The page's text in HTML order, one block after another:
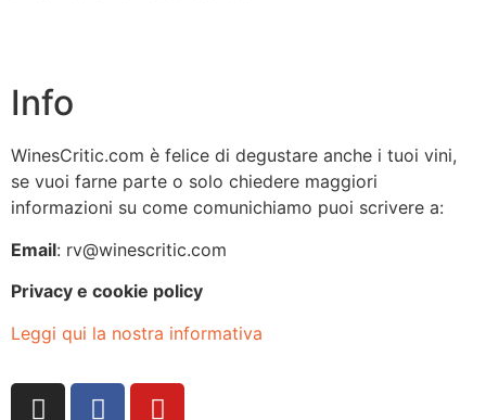
Info
WinesCritic.com è felice di degustare anche i tuoi vini,
se vuoi farne parte o solo chiedere maggiori
informazioni su come comunichiamo puoi scrivere a:
Email: rv@winescritic.com
Privacy e cookie policy
Leggi qui la nostra informativa